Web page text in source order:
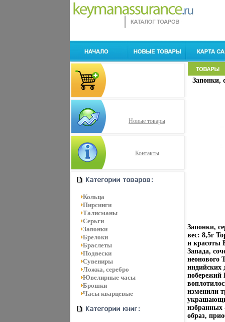
Новые товары
Контакты
Кольца
Пирсинги
Талисманы
Серьги
Запонки
Брелоки
Браслеты
Подвески
Сувениры
Ложка, серебро
Ювелирные часы
Брошки
Часы кварцевые
Запонки,
Запонки,
вес: 8,5г
и красоты
Запада,
неонового
индийских
побережий
изменили
избранных
образ,